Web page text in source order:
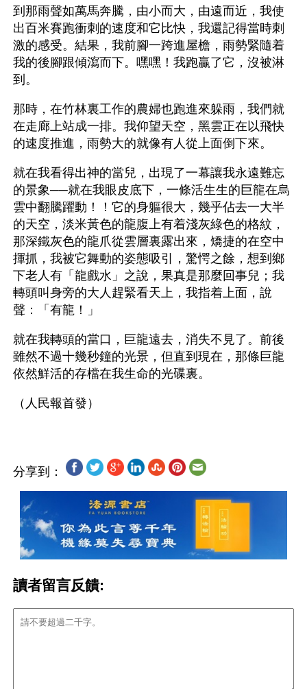
到那雨聲如萬馬奔騰，由小而大，由遠而近，我使
出百米賽跑衝刺的速度和它比快，我還記得當時刺
激的感受。結果，我前腳一跨進屋檐，雨勢緊隨着
我的後腳跟傾瀉而下。嘿嘿！我跑贏了它，沒被淋
到。
那時，在竹林裏工作的農婦也跑進來躲雨，我們就
在走廊上站成一排。我仰望天空，黑雲正在以飛快
的速度推進，雨勢大的就像有人從上面倒下來。
就在我看得出神的當兒，出現了一幕讓我永遠難忘
的景象──就在我眼皮底下，一條活生生的巨龍在烏
雲中翻騰躍動！！它的身軀很大，幾乎佔去一大半
的天空，淡米黃色的龍腹上有着淺灰綠色的格紋，
那深鐵灰色的龍爪從雲層裏露出來，矯捷的在空中
揮抓，我被它舞動的姿態吸引，驚愕之餘，想到鄉
下老人有「龍戲水」之說，果真是那麼回事兒；我
轉頭叫身旁的大人趕緊看天上，我指着上面，說
聲：「有龍！」
就在我轉頭的當口，巨龍遠去，消失不見了。前後
雖然不過十幾秒鐘的光景，但直到現在，那條巨龍
依然鮮活的存檔在我生命的光碟裏。
分享到：
讀者留言反饋: